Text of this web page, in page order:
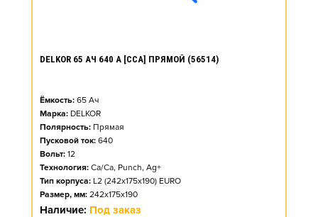
DELKOR 65 АЧ 640 А [CCA] ПРЯМОЙ (56514)
Ёмкость: 65 Ач
Марка: DELKOR
Полярность: Прямая
Пусковой ток: 640
Вольт: 12
Технология: Ca/Ca, Punch, Ag+
Тип корпуса: L2 (242x175x190) EURO
Размер, мм: 242x175x190
Наличие: Под заказ